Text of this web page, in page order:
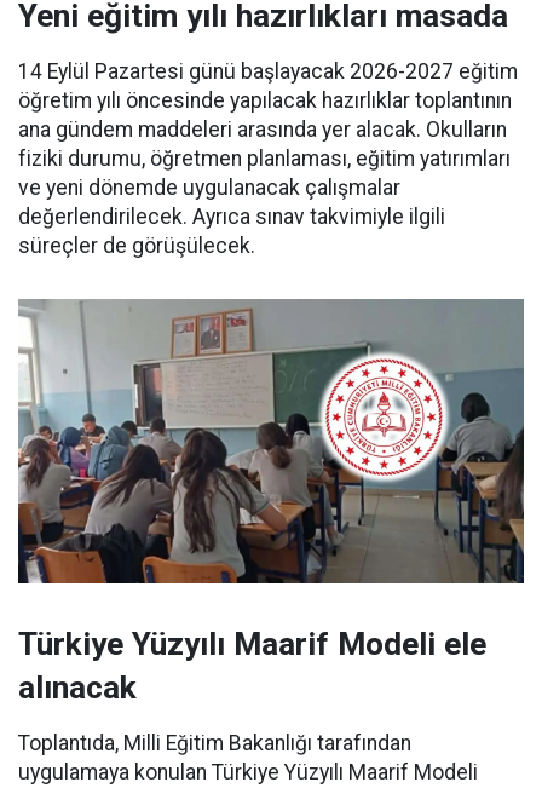
Yeni eğitim yılı hazırlıkları masada
14 Eylül Pazartesi günü başlayacak 2026-2027 eğitim
öğretim yılı öncesinde yapılacak hazırlıklar toplantının
ana gündem maddeleri arasında yer alacak. Okulların
fiziki durumu, öğretmen planlaması, eğitim yatırımları
ve yeni dönemde uygulanacak çalışmalar
değerlendirilecek. Ayrıca sınav takvimiyle ilgili
süreçler de görüşülecek.
Türkiye Yüzyılı Maarif Modeli ele
alınacak
Toplantıda, Milli Eğitim Bakanlığı tarafından
uygulamaya konulan Türkiye Yüzyılı Maarif Modeli